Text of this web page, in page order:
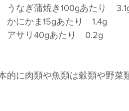
うなぎ蒲焼き100gあた
あたり　1.4g
たり　0.2g
的に肉類や魚類は穀類や野菜